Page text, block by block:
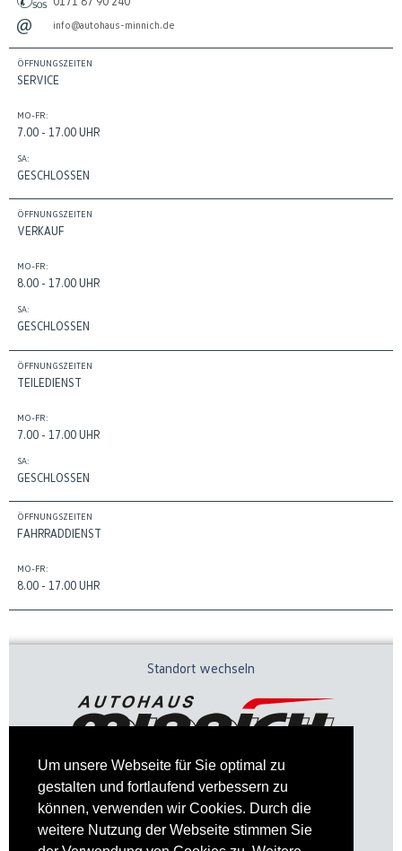
Um unsere Webseite für Sie optimal zu
gestalten und fortlaufend verbessern zu
können, verwenden wir Cookies. Durch die
weitere Nutzung der Webseite stimmen Sie
info@autohaus-minnich.de
ÖFFNUNGSZEITEN
SERVICE
MO-FR:
7.00 - 17.00 UHR
SA:
GESCHLOSSEN
ÖFFNUNGSZEITEN
VERKAUF
MO-FR:
8.00 - 17.00 UHR
SA:
GESCHLOSSEN
ÖFFNUNGSZEITEN
TEILEDIENST
MO-FR:
7.00 - 17.00 UHR
SA:
GESCHLOSSEN
ÖFFNUNGSZEITEN
FAHRRADDIENST
MO-FR:
8.00 - 17.00 UHR
Standort wechseln